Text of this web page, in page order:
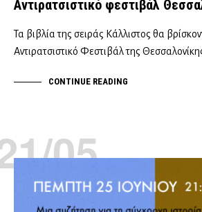
Αντιρατσιστικό φεστιβάλ
Τα βιβλία της σειράς Κάλλιστος θα
Αντιρατσιστικό Φεστιβάλ της
CONTINUE READING
05